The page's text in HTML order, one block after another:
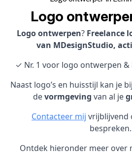
Logo
Logo ontwerpen? Freelance
van MDesignStudio,
✓ Nr. 1 voor logo ontwerpen
Naast logo’s en huisstijl kan je
devormgeving van al je
Contacteer mij vrijblijvend
bespreken.
Ontdek hieronder meer over